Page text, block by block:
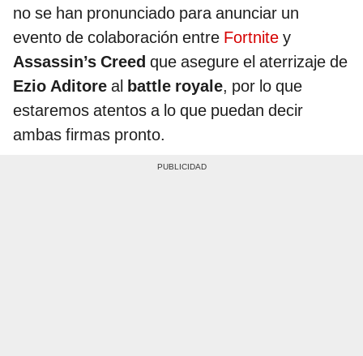
no se han pronunciado para anunciar un
evento de colaboración entre Fortnite y
Assassin’s Creed que asegure el aterrizaje de
Ezio Aditore al battle royale, por lo que
estaremos atentos a lo que puedan decir
ambas firmas pronto.